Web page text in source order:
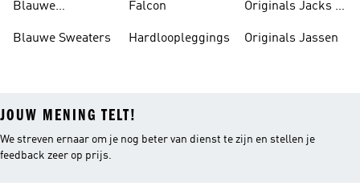
Blauwe
Blauwe Sweaters
Falcon
Hardloopleggings
Originals Jacks &
Originals Jassen
JOUW MENING TELT!
We streven ernaar om je nog beter van dienst te zijn en stellen je
feedback zeer op prijs.